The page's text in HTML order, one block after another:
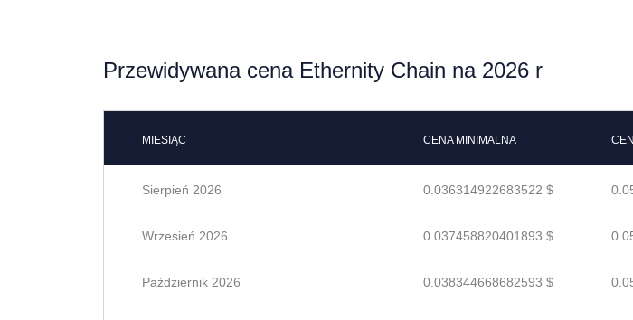
Przewidywana cena Ethernity Chain na 2026 r
MIESIĄC CENA MINIMALNA
Sierpień 2026 0.036314922683522 $
Wrzesień 2026 0.037458820401893 $
Październik 2026 0.038344668682593 $